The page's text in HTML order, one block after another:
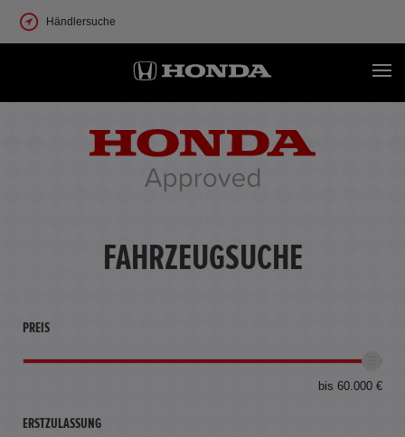
Händlersuche
FAHRZEUGSUCHE
PREIS
bis 60.000 €
ERSTZULASSUNG